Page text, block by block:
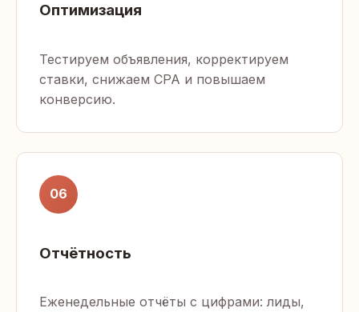
Оптимизация
Тестируем объявления, корректируем
ставки, снижаем CPA и повышаем
конверсию.
06
Отчётность
Еженедельные отчёты с цифрами: лиды,